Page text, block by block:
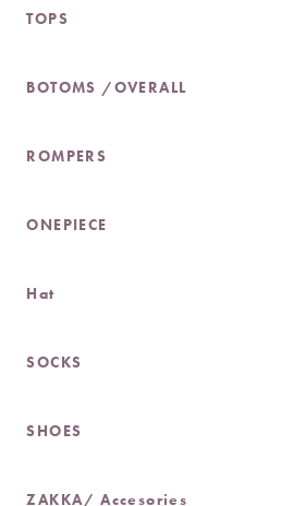
TOPS
BOTOMS /OVERALL
ROMPERS
ONEPIECE
Hat
SOCKS
SHOES
ZAKKA/ Accesories